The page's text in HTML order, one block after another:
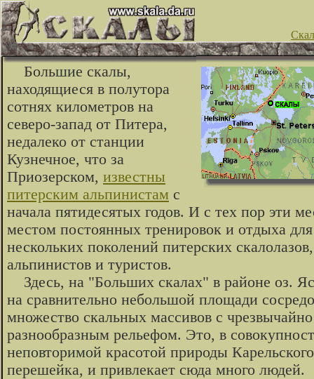
Большие скалы,
находящиеся в полутора
сотнях километров на
северо-запад от Питера,
недалеко от станции
Кузнечное, что за
Приозерском, известны
питерским альпинистам с
начала пятидесятых годов. И с тех пор эти
местом постоянных тренировок и отдыха для
нескольких поколений питерских скалолазов,
альпинистов и туристов.
Здесь, на "Больших скалах" в районе оз.
на сравнительно небольшой площади
множество скальных массивов с чрезвычайно
разнообразным рельефом. Это, в
неповторимой красотой природы Карельского
перешейка, и привлекает сюда много людей.